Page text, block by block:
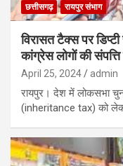
छत्तीसगढ़ रायपुर संभाग
विरासत टैक्स पर
कांग्रेस लोगों की
April 25, 2024 admin
रायपुर। देश में लोकसभा
(inheritance tax) को